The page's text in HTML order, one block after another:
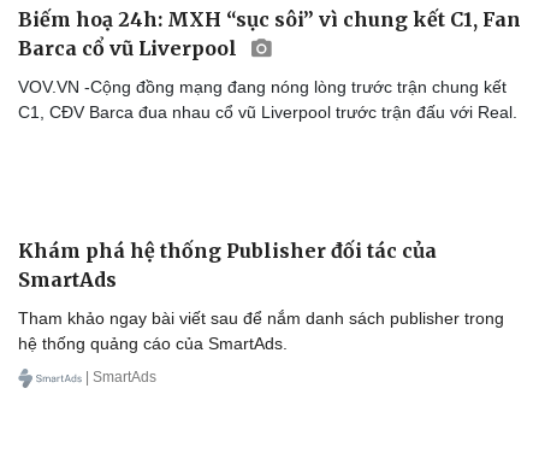
Biếm hoạ 24h: MXH “sục sôi” vì chung kết C1, Fan
Barca cổ vũ Liverpool
VOV.VN -Cộng đồng mạng đang nóng lòng trước trận chung kết
C1, CĐV Barca đua nhau cổ vũ Liverpool trước trận đấu với Real.